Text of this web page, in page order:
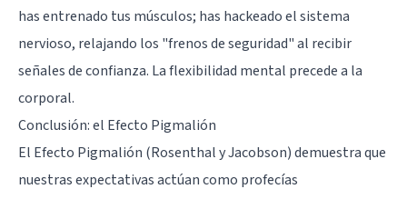
has entrenado tus músculos; has hackeado el sistema
nervioso, relajando los "frenos de seguridad" al recibir
señales de confianza. La flexibilidad mental precede a la
corporal.
Conclusión: el Efecto Pigmalión
El Efecto Pigmalión (Rosenthal y Jacobson) demuestra que
nuestras expectativas actúan como profecías